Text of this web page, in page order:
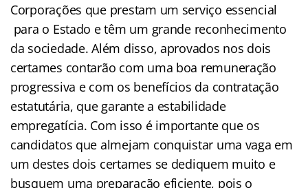
Corporações que prestam um serviço essencial
para o Estado e têm um grande reconhecimento
da sociedade. Além disso, aprovados nos dois
certames contarão com uma boa remuneração
progressiva e com os benefícios da contratação
estatutária, que garante a estabilidade
empregatícia. Com isso é importante que os
candidatos que almejam conquistar uma vaga em
um destes dois certames se dediquem muito e
busquem uma preparação eficiente, pois o